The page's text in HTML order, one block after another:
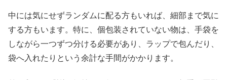
中には気にせずランダムに配る方もいれば、細部まで気に
する方もいます。特に、個包装されていない物は、手袋を
しながら一つずつ分ける必要があり、ラップで包んだり、
袋へ入れたりという余計な手間がかかります。